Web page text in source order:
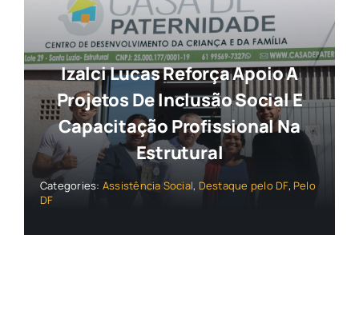
Izalci Lucas Reforça Apoio A
Projetos De Inclusão Social E
Capacitação Profissional Na
Estrutural
Categories: Assistência Social, Destaque pelo DF, Pelo
DF